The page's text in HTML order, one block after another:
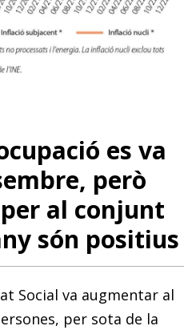
es va
però
al conjunt
són positius
Social va augmentar al
per sota de la